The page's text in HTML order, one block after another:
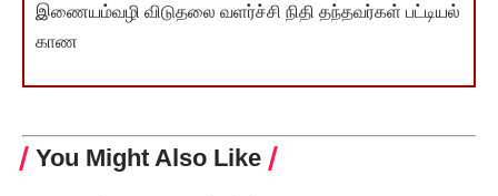
இணையம்வழி விடுதலை வளர்ச்சி நிதி தந்தவர்கள் பட்டியல்
காண
You Might Also Like